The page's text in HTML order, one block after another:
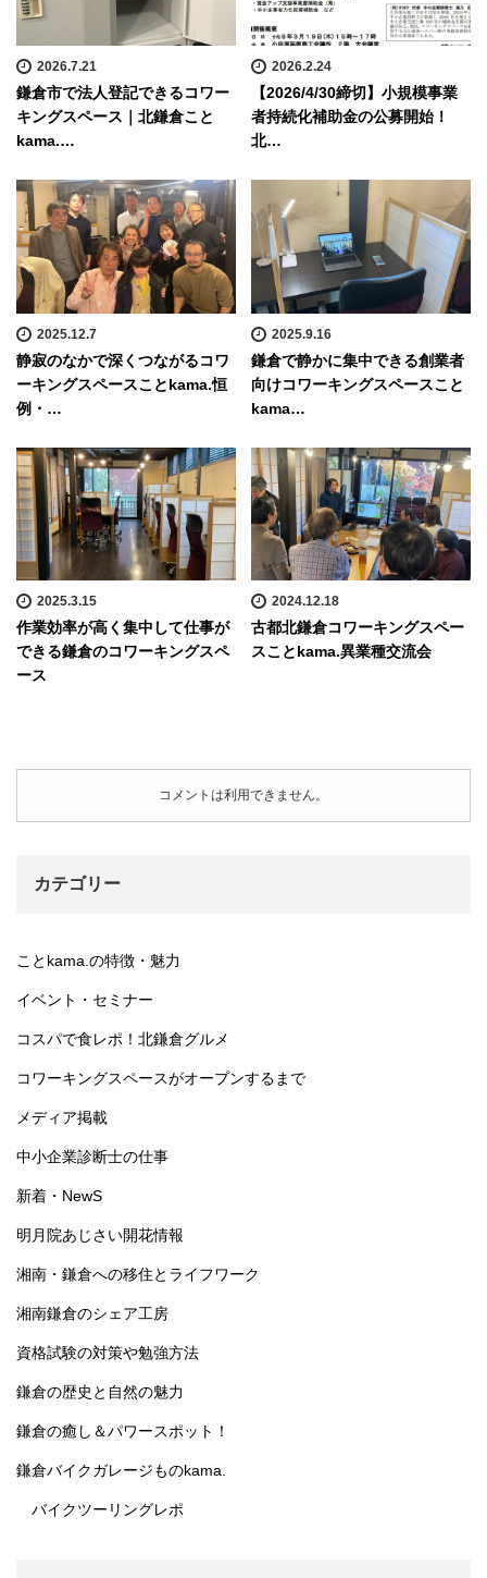
2026.7.21
鎌倉市で法人登記できるコワー
キングスペース｜北鎌倉こと
kama.…
2026.2.24
【2026/4/30締切】小規模事業
者持続化補助金の公募開始！
北…
2025.12.7
静寂のなかで深くつながるコワ
ーキングスペースことkama.恒
例・…
2025.9.16
鎌倉で静かに集中できる創業者
向けコワーキングスペースこと
kama…
2025.3.15
作業効率が高く集中して仕事が
できる鎌倉のコワーキングスペ
ース
2024.12.18
古都北鎌倉コワーキングスペー
スことkama.異業種交流会
コメントは利用できません。
カテゴリー
ことkama.の特徴・魅力
イベント・セミナー
コスパで食レポ！北鎌倉グルメ
コワーキングスペースがオープンするまで
メディア掲載
中小企業診断士の仕事
新着・NewS
明月院あじさい開花情報
湘南・鎌倉への移住とライフワーク
湘南鎌倉のシェア工房
資格試験の対策や勉強方法
鎌倉の歴史と自然の魅力
鎌倉の癒し＆パワースポット！
鎌倉バイクガレージものkama.
バイクツーリングレポ